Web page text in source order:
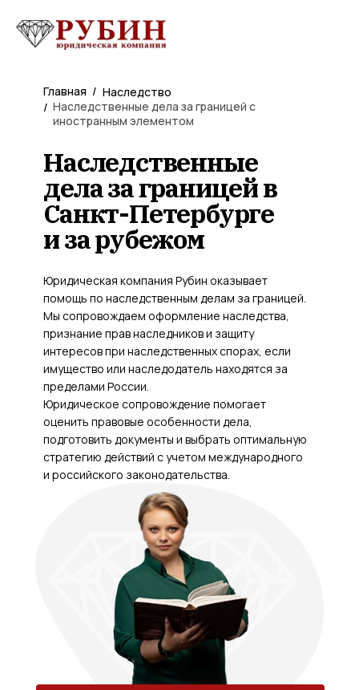
Наследственные
дела за границей в
Санкт-Петербурге
и за рубежом
Юридическая компания Рубин оказывает
помощь по наследственным делам за границей.
Мы сопровождаем оформление наследства,
признание прав наследников и защиту
интересов при наследственных спорах, если
имущество или наследодатель находятся за
пределами России.
Юридическое сопровождение помогает
оценить правовые особенности дела,
подготовить документы и выбрать оптимальную
стратегию действий с учетом международного
и российского законодательства.
Главная Наследство
/
Наследственные дела за границей с
иностранным элементом
/